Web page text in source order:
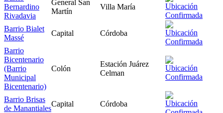
Bernardino
Rivadavia
General San
Martín
Villa María
Barrio Bialet
Massé
Capital Córdoba
Barrio
Bicentenario
(Barrio
Municipal
Bicentenario)
Colón
Estación Juárez
Celman
Barrio Brisas
de Manantiales
Capital Córdoba